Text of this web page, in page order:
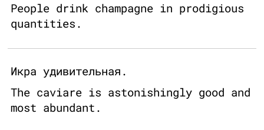
People drink champagne in prodigious
quantities.
Икра удивительная.
The caviare is astonishingly good and
most abundant.